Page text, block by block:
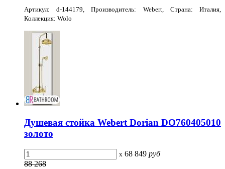
Артикул: d-144179, Производитель: Webert, Страна: Италия,
Коллекция: Wolo
Душевая стойка Webert Dorian DO760405010
золото
x 68 849 руб
88 268